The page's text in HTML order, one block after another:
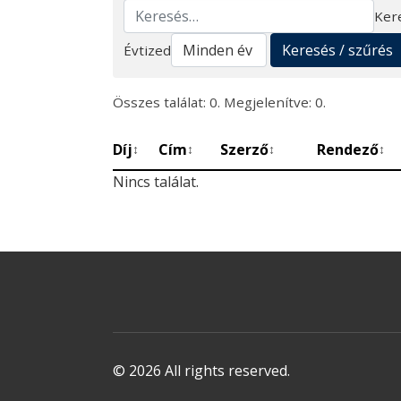
Keresés
Évtized
Keresés / szűrés
Összes találat: 0. Megjelenítve: 0.
Díj↕ Cím↕ Szerző↕ Rendező↕
Nincs találat.
© 2026 All rights reserved.